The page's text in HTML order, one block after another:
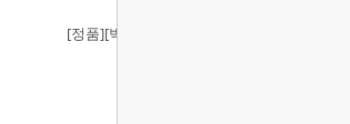
[정품][벅]벤치 스톤 코아스 그릿 샤